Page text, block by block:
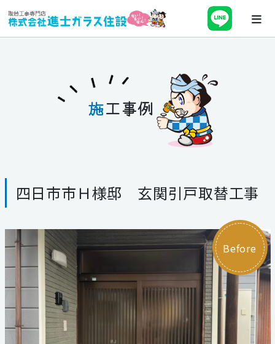
施工事例
スタッフ紹介
お見積り・お問い合わせ
個人情報保護方針
施工事例
四日市市Ｈ様邸 玄関引戸取替工事
Before